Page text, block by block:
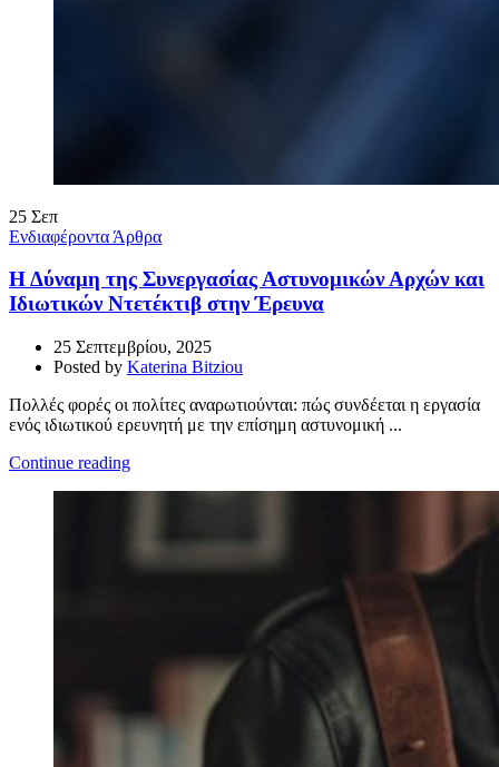
25 Σεπ
Ενδιαφέροντα Άρθρα
Η Δύναμη της Συνεργασίας Αστυνομικών Αρχών και
Ιδιωτικών Ντετέκτιβ στην Έρευνα
25 Σεπτεμβρίου, 2025
Posted by Katerina Bitziou
Πολλές φορές οι πολίτες αναρωτιούνται: πώς συνδέεται η εργασία
ενός ιδιωτικού ερευνητή με την επίσημη αστυνομική ...
Continue reading